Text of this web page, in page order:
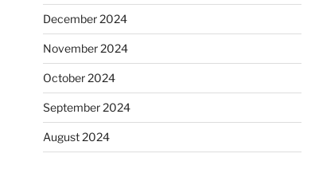
December 2024
November 2024
October 2024
September 2024
August 2024